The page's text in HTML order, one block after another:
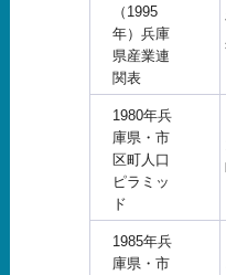
（1995
年）兵庫
県産業連
関表
1980年兵
庫県・市
区町人口
ピラミッ
ド
1985年兵
庫県・市